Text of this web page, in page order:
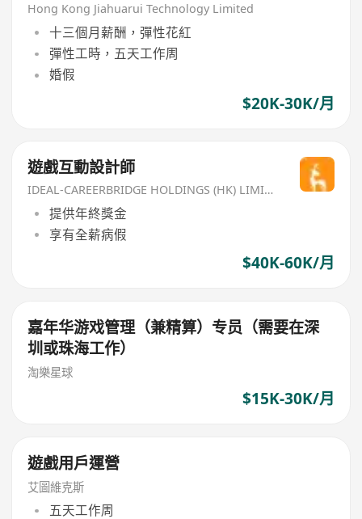
Hong Kong Jiahuarui Technology Limited
十三個月薪酬，彈性花紅
彈性工時，五天工作周
婚假
$20K-30K/月
遊戲互動設計師
IDEAL-CAREERBRIDGE HOLDINGS (HK) LIMITED
提供年終獎金
享有全薪病假
$40K-60K/月
嘉年华游戏管理（兼精算）专员（需要在深
圳或珠海工作）
淘樂星球
$15K-30K/月
遊戲用戶運營
艾圖維克斯
五天工作周